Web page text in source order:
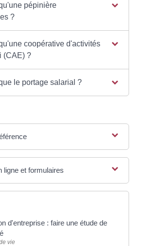
pépinière
?
coopérative d'activités
(CAE) ?
le portage salarial ?
ligne et formulaires
d'entreprise : faire une étude de
vie